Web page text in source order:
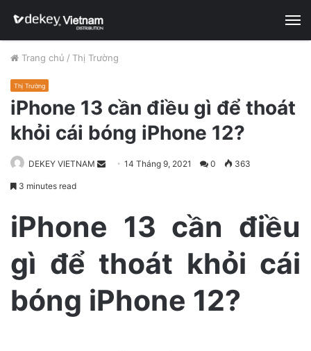
Trang chủ / Thị Trường
Thị Trường
iPhone 13 cần điều gì để thoát
khỏi cái bóng iPhone 12?
DEKEY VIETNAM
a
e
a
14 Tháng 9, 2021 0 363
3 minutes read
iPhone 13 cần điều
gì để thoát khỏi cái
bóng iPhone 12?